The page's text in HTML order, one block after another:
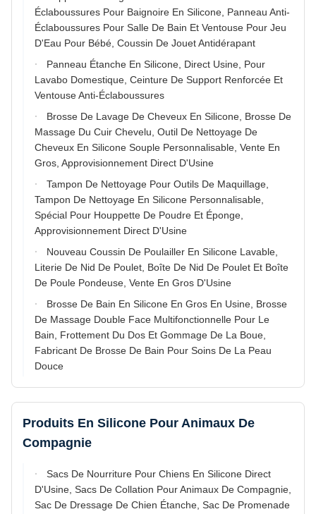
Éclaboussures Pour Baignoire En Silicone, Panneau Anti-
Éclaboussures Pour Salle De Bain Et Ventouse Pour Jeu
D'Eau Pour Bébé, Coussin De Jouet Antidérapant
Panneau Étanche En Silicone, Direct Usine, Pour
Lavabo Domestique, Ceinture De Support Renforcée Et
Ventouse Anti-Éclaboussures
Brosse De Lavage De Cheveux En Silicone, Brosse De
Massage Du Cuir Chevelu, Outil De Nettoyage De
Cheveux En Silicone Souple Personnalisable, Vente En
Gros, Approvisionnement Direct D'Usine
Tampon De Nettoyage Pour Outils De Maquillage,
Tampon De Nettoyage En Silicone Personnalisable,
Spécial Pour Houppette De Poudre Et Éponge,
Approvisionnement Direct D'Usine
Nouveau Coussin De Poulailler En Silicone Lavable,
Literie De Nid De Poulet, Boîte De Nid De Poulet Et Boîte
De Poule Pondeuse, Vente En Gros D'Usine
Brosse De Bain En Silicone En Gros En Usine, Brosse
De Massage Double Face Multifonctionnelle Pour Le
Bain, Frottement Du Dos Et Gommage De La Boue,
Fabricant De Brosse De Bain Pour Soins De La Peau
Douce
Produits En Silicone Pour Animaux De
Compagnie
Sacs De Nourriture Pour Chiens En Silicone Direct
D'Usine, Sacs De Collation Pour Animaux De Compagnie,
Sac De Dressage De Chien Étanche, Sac De Promenade